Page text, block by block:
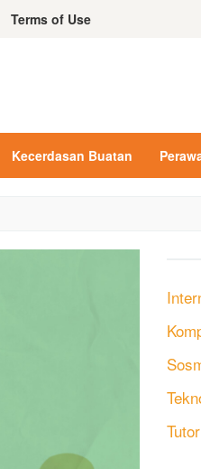
Terms of Use
Kecerdasan Buatan